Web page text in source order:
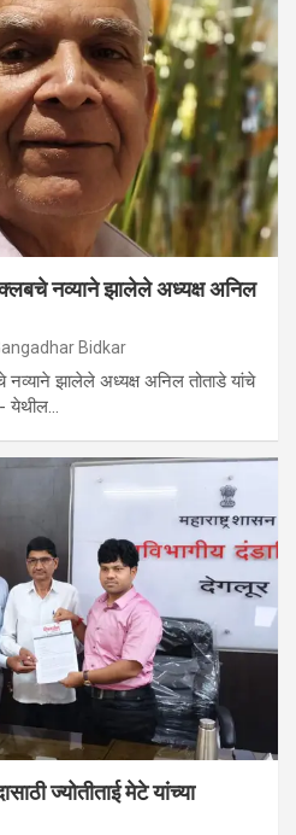
नव्याने झालेले अध्यक्ष अनिल
Bidkar
झालेले अध्यक्ष अनिल तोताडे यांचे
येथील…
ज्योतीताई मेटे यांच्या